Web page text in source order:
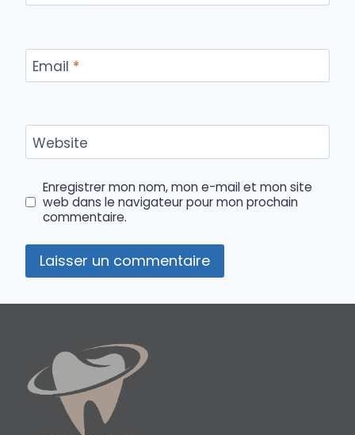
Email *
Website
Enregistrer mon nom, mon e-mail et mon site
web dans le navigateur pour mon prochain
commentaire.